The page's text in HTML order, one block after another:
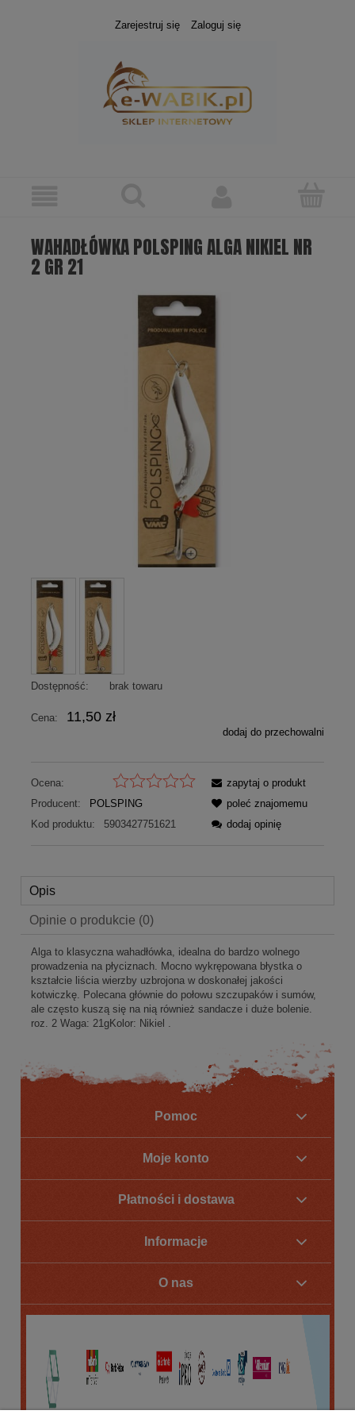
Zarejestruj się Zaloguj się
WAHADŁÓWKA POLSPING ALGA NIKIEL NR
2 GR 21
Dostępność: brak towaru
Cena: 11,50 zł
dodaj do przechowalni
Ocena:
Producent:
POLSPING
Kod produktu:
5903427751621
zapytaj o produkt
poleć znajomemu
dodaj opinię
Opis
Opinie o produkcie (0)
Alga to klasyczna wahadłówka, idealna do bardzo wolnego
prowadzenia na płyciznach. Mocno wykrępowana błystka o
kształcie liścia wierzby uzbrojona w doskonałej jakości
kotwiczkę. Polecana głównie do połowu szczupaków i sumów,
ale często kuszą się na nią również sandacze i duże bolenie.
roz. 2 Waga: 21gKolor: Nikiel .
Pomoc
Moje konto
Płatności i dostawa
Informacje
O nas